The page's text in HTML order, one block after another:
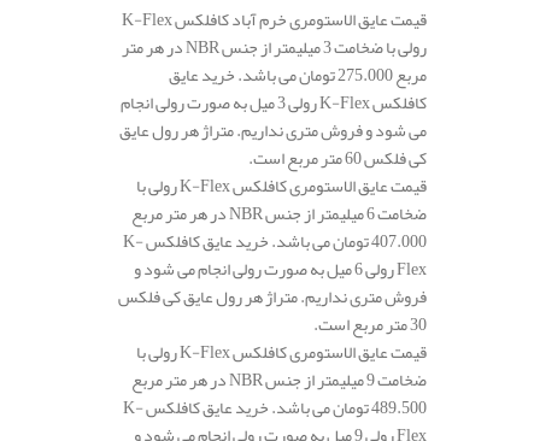
قیمت عایق الاستومری خرم آباد کافلکس K-Flex
رولی با ضخامت 3 میلیمتر از جنس NBR در هر متر
مربع 275.000 تومان می باشد. خرید عایق
کافلکس K-Flex رولی 3 میل به صورت رولی انجام
می شود و فروش متری نداریم. متراژ هر رول عایق
کی فلکس 60 متر مربع است.
قیمت عایق الاستومری کافلکس K-Flex رولی با
ضخامت 6 میلیمتر از جنس NBR در هر متر مربع
407.000 تومان می باشد. خرید عایق کافلکس K-
Flex رولی 6 میل به صورت رولی انجام می شود و
فروش متری نداریم. متراژ هر رول عایق کی فلکس
30 متر مربع است.
قیمت عایق الاستومری کافلکس K-Flex رولی با
ضخامت 9 میلیمتر از جنس NBR در هر متر مربع
489.500 تومان می باشد. خرید عایق کافلکس K-